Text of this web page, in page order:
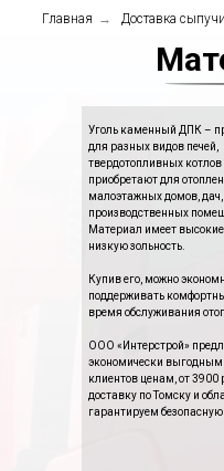
Главная → Доставка
Уголь каменный ДПК –
для разных видов печей,
твердотопливных котлов
приобретают для
малоэтажных домов,
производственных
Материал имеет
низкую зольность.
Купив его, можно
поддерживать
время обслуживания
ООО «Интерстрой»
экономически выгодным
клиентов ценам, от
доставку по Томску и
гарантируем